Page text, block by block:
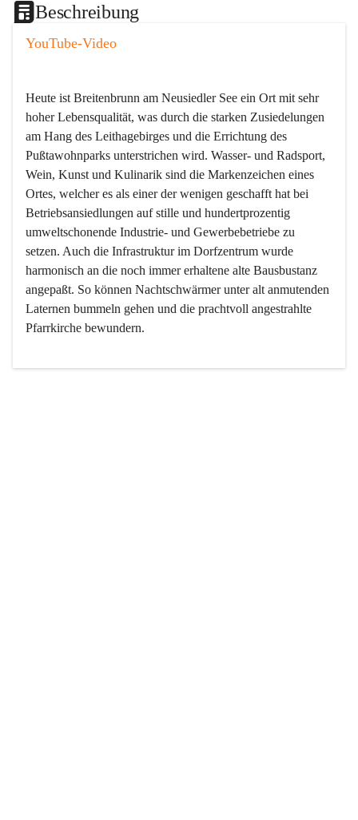
Beschreibung
YouTube-Video
Heute ist Breitenbrunn am Neusiedler See ein Ort mit sehr
hoher Lebensqualität, was durch die starken Zusiedelungen
am Hang des Leithagebirges und die Errichtung des
Pußtawohnparks unterstrichen wird. Wasser- und Radsport,
Wein, Kunst und Kulinarik sind die Markenzeichen eines
Ortes, welcher es als einer der wenigen geschafft hat bei
Betriebsansiedlungen auf stille und hundertprozentig
umweltschonende Industrie- und Gewerbebetriebe zu
setzen. Auch die Infrastruktur im Dorfzentrum wurde
harmonisch an die noch immer erhaltene alte Bausbustanz
angepaßt. So können Nachtschwärmer unter alt anmutenden
Laternen bummeln gehen und die prachtvoll angestrahlte
Pfarrkirche bewundern.
Der Weinbau dominert heute nicht mehr, ist aber integrativer